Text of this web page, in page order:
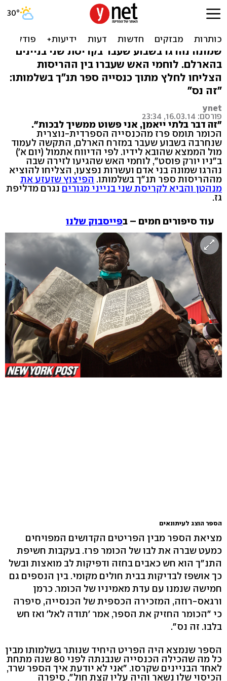
נס אמריקני: הכנסייה חרבה,
שמונה נהרגו בשבוע שעבר בקריסת שני בניינים
בהארלם. לוחמי האש שעברו בין ההריסות
הצליחו לחלץ מתוך כנסייה ספר תנ"ך בשלמותו:
"זה נס"
ynet
פורסם: 16.03.14, 23:34
"זה דבר בלתי ייאמן, אני פשוט ממשיך לבכות".
הכומר תומס פרז מהכנסייה הספרדית-נוצרית
שנחרבה בשבוע שעבר במזרח הארלם, התקשה לעמוד
מול הממצא שהובא לידיו. לפי הדיווח אתמול (יום א')
ב"ניו יורק פוסט", לוחמי האש שהגיעו לזירה שבה
נהרגו שמונה בני אדם ועשרות נפצעו, הצליחו להוציא
מההריסות ספר תנ"ך בשלמותו. הפיצוץ שזעזע את
מנהטן והביא לקריסת שני בנייני מגורים נגרם מדליפת
גז.
עוד סיפורים חמים – בפייסבוק שלנו
הספר הוצג לעיתונאים
מציאת הספר מבין הפריטים הקדושים המפויחים
כמעט שברה את לבו של הכומר פרז. בעקבות חשיפת
התנ"ך הוא חש כאבים בחזה ודפיקות לב מואצות ובשל
כך אושפז לבדיקות בבית חולים מקומי. בין הנספים גם
חמישה שנמנו עם עדת מאמיניו של הכומר. כרמן
ורגאס-רוזה, המזכירה הכספית של הכנסייה, סיפרה
כי "הכומר החזיק את הספר, אמר 'תודה לאל' ואז חש
בלבו. זה נס".
הספר שנמצא היה הפריט היחיד שנותר בשלמותו מבין
כל מה שהכילה הכנסייה שנבנתה לפני 80 שנה מתחת
לאחד הבניינים שקרסו. "אני לא יודעת איך הספר שרד,
הכיסוי שלו נשאר והיה עליו קצת חול", סיפרה